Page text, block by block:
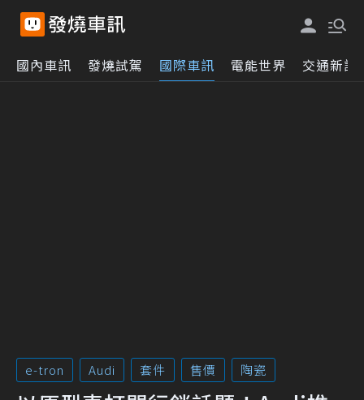
國內車訊 發燒試駕 國際車訊 電能世界 交通新訊
e-tron Audi 套件 售價 陶瓷